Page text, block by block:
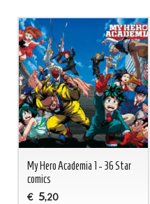
My Hero Academia 1 - 36 Star
comics
€ 5,20